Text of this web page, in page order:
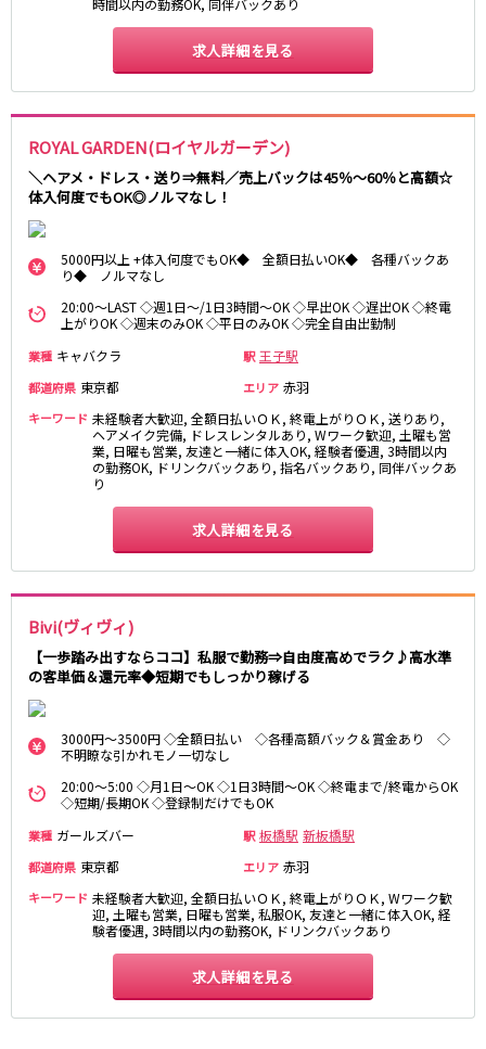
時間以内の勤務OK, 同伴バックあり
求人詳細を見る
ROYAL GARDEN(ロイヤルガーデン)
＼ヘアメ・ドレス・送り⇒無料／売上バックは45％～60％と高額☆
体入何度でもOK◎ノルマなし！
5000円以上 +体入何度でもOK◆ 全額日払いOK◆ 各種バックあ
り◆ ノルマなし
20:00～LAST ◇週1日～/1日3時間～OK ◇早出OK ◇遅出OK ◇終電
上がりOK ◇週末のみOK ◇平日のみOK ◇完全自由出勤制
業種 キャバクラ 駅 王子駅
都道府県 東京都 エリア 赤羽
キーワード 未経験者大歓迎, 全額日払いＯＫ, 終電上がりＯＫ, 送りあり,
ヘアメイク完備, ドレスレンタルあり, Wワーク歓迎, 土曜も営
業, 日曜も営業, 友達と一緒に体入OK, 経験者優遇, 3時間以内
の勤務OK, ドリンクバックあり, 指名バックあり, 同伴バックあ
り
求人詳細を見る
Bivi(ヴィヴィ)
【一歩踏み出すならココ】私服で勤務⇒自由度高めでラク♪高水準
の客単価＆還元率◆短期でもしっかり稼げる
3000円～3500円 ◇全額日払い ◇各種高額バック＆賞金あり ◇
不明瞭な引かれモノ一切なし
20:00～5:00 ◇月1日～OK ◇1日3時間～OK ◇終電まで/終電からOK
◇短期/長期OK ◇登録制だけでもOK
業種 ガールズバー 駅 板橋駅 新板橋駅
都道府県 東京都 エリア 赤羽
キーワード 未経験者大歓迎, 全額日払いＯＫ, 終電上がりＯＫ, Wワーク歓
迎, 土曜も営業, 日曜も営業, 私服OK, 友達と一緒に体入OK, 経
験者優遇, 3時間以内の勤務OK, ドリンクバックあり
求人詳細を見る
湯島駅
綾瀬駅
西日暮里駅
表参道駅
乃木坂駅
都営新宿線
本八幡駅
住吉駅
新宿三丁目駅
岩本町駅
船堀駅
菊川駅
つくばエクスプレス
秋葉原駅
北千住駅
つくば駅
研究学園駅
浅草駅
守谷駅
三郷中央駅
八潮駅
東急大井町線
大井町駅
二子玉川駅
旗の台駅
京急川崎駅
横浜駅
京急蒲田駅
横須賀中央駅
日ノ出町駅
京急鶴見駅
上大岡駅
大森海岸駅
平和島駅
京王井の頭線
吉祥寺駅
渋谷駅
神泉駅
下北沢駅
井の頭公園駅
明大前駅
池ノ上駅